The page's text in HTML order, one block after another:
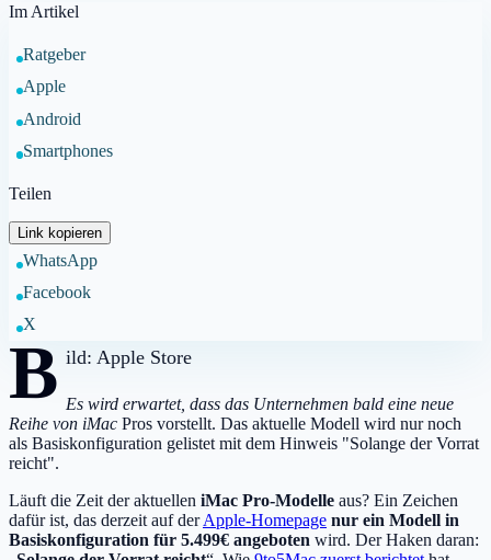
Im Artikel
Ratgeber
Apple
Android
Smartphones
Teilen
Link kopieren
WhatsApp
Facebook
X
B ild: Apple Store
Es wird erwartet, dass das Unternehmen bald eine neue
Reihe von iMac Pros vorstellt. Das aktuelle Modell wird nur noch
als Basiskonfiguration gelistet mit dem Hinweis "Solange der Vorrat
reicht".
Läuft die Zeit der aktuellen iMac Pro-Modelle aus? Ein Zeichen
dafür ist, das derzeit auf derApple-Homepage nur ein Modell in
Basiskonfiguration für 5.499€ angeboten wird. Der Haken daran: